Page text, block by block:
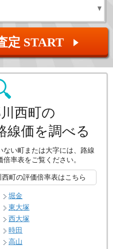
定 START ▲
西町の
線価を調べる
ない町または大字には、路線
率表をご覧ください。
西町の評価倍率表はこちら
堀金
東大塚
西大塚
時田
高山